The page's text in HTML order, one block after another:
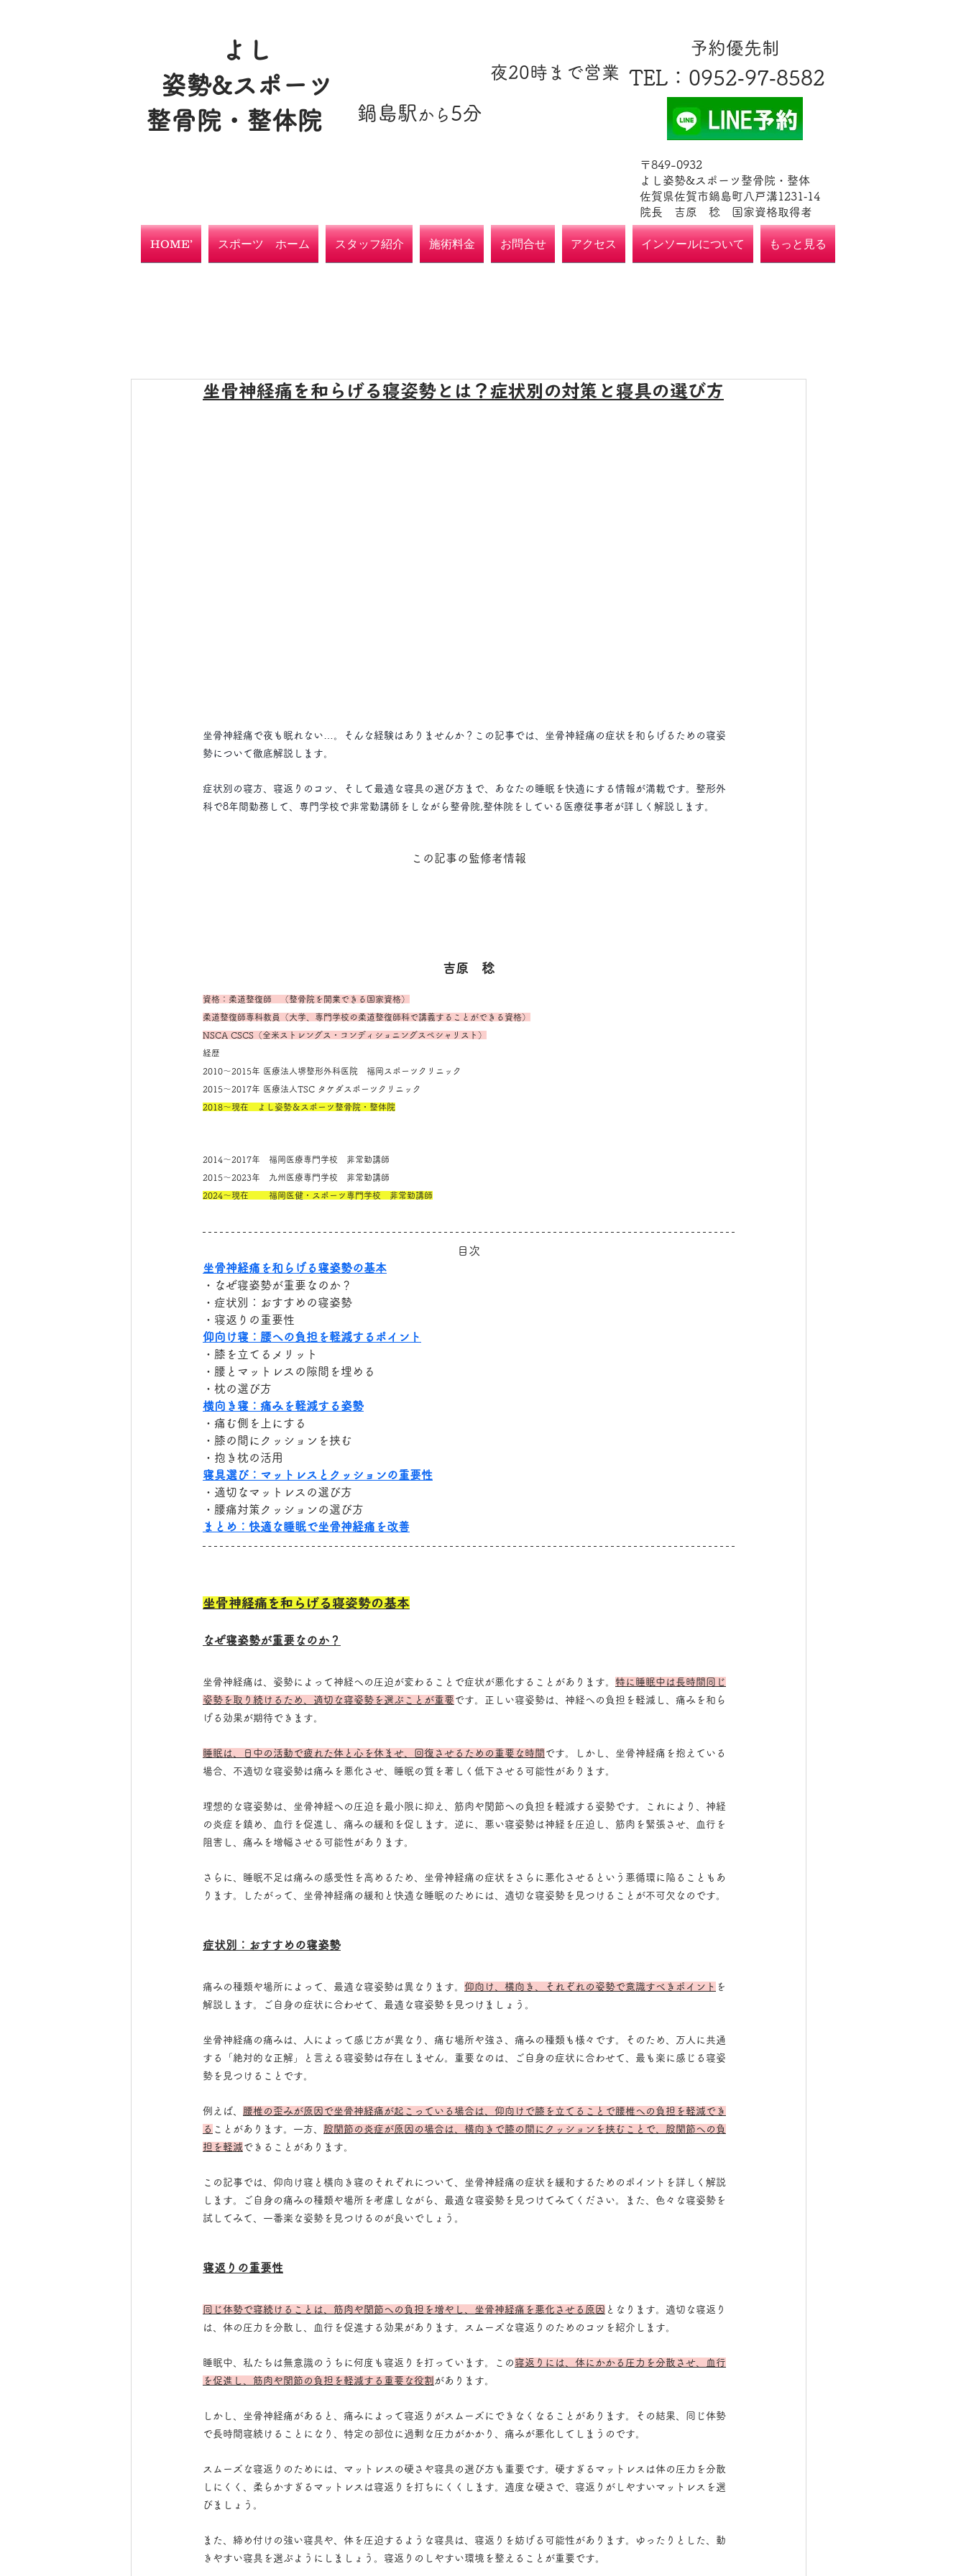
よし
姿勢&スポーツ
整骨院・整体院
​夜20時まで営業
​鍋島駅 から 5分
​予約優先制
TEL ​：0952‐97‐8582
​〒849-0932
よし姿勢&スポーツ整骨院・整体
佐賀県佐賀市鍋島町八戸溝1231‐14
​​院長 吉原 稔​ 国家資格取得者
HOME’ スポーツ ホーム スタッフ紹介 施術料金 お問合せ アクセス インソールについて もっと見る
坐骨神経痛を和らげる寝姿勢とは？症状別の対策と寝具の選び方
坐骨神経痛で夜も眠れない…。そんな経験はありませんか？この記事では、坐骨神経痛の症状を和らげるための寝姿
勢について徹底解説します。
症状別の寝方、寝返りのコツ、そして最適な寝具の選び方まで、あなたの睡眠を快適にする情報が満載です。整形外
科で8年間勤務して、専門学校で非常勤講師をしながら整骨院,整体院をしている医療従事者が詳しく解説します。
この記事の監修者情報
吉原　稔
資格：柔道整復師　（整骨院を開業できる国家資格）
柔道整復師専科教員（大学、専門学校の柔道整復師科で講義することができる資格）
NSCA CSCS（全米ストレングス・コンディショニングスペシャリスト）
経歴
2010～2015年 医療法人堺整形外科医院　福岡スポーツクリニック
2015～2017年 医療法人TSC タケダスポーツクリニック
2018～現在　よし姿勢＆スポーツ整骨院・整体院
2014～2017年　福岡医療専門学校　非常勤講師
2015～2023年　九州医療専門学校　非常勤講師
2024～現在　　 福岡医健・スポーツ専門学校　非常勤講師
目次
坐骨神経痛を和らげる寝姿勢の基本
・なぜ寝姿勢が重要なのか？
・症状別：おすすめの寝姿勢
・寝返りの重要性
仰向け寝：腰への負担を軽減するポイント
・膝を立てるメリット
・腰とマットレスの隙間を埋める
・枕の選び方
横向き寝：痛みを軽減する姿勢
・痛む側を上にする
・膝の間にクッションを挟む
・抱き枕の活用
寝具選び：マットレスとクッションの重要性
・適切なマットレスの選び方
・腰痛対策クッションの選び方
まとめ：快適な睡眠で坐骨神経痛を改善
坐骨神経痛を和らげる寝姿勢の基本
なぜ寝姿勢が重要なのか？
坐骨神経痛は、姿勢によって神経への圧迫が変わることで症状が悪化することがあります。 特に睡眠中は長時間同じ
姿勢を取り続けるため、適切な寝姿勢を選ぶことが重要 です。正しい寝姿勢は、神経への負 担を軽減し、痛みを和ら
げる効果が期待できます。
睡眠は、日中の活動で疲れた体と心を休ませ、回復させるための重要な時間 です。しかし、坐骨神経痛を抱えている
場合、不適切な寝姿勢は痛みを悪化させ、睡眠の質を著しく低下させる可能性があります。
理想的な寝姿勢は、坐骨神経への圧迫を最小限に抑え、筋肉や関節への負担を軽減する姿勢です。これにより、神経
の炎症を鎮め、血行を促進し、痛みの緩和を促します。逆に、悪い寝姿勢は神経を圧迫し、筋肉を緊張させ、血行を
阻害し、痛みを増幅させる可能性があります。
さらに、睡眠不足は痛みの感受性を高めるため、坐骨神経痛の症状をさらに悪化させるという悪循環に陥ることもあ
ります。したがって、坐骨神経痛の緩和と快適な睡眠のためには、適切な寝姿勢を見つけることが不可欠なのです。
症状別：おすすめの寝姿勢
痛みの種類や場所によって、最適な寝姿勢は異なります。 仰向け、横向き、それぞれの姿勢で意識すべきポイント を
解説します。ご自身の症状に合わせて、最適な寝姿勢を見つけましょう。
坐骨神経痛の痛みは、人によって感じ方が異なり、痛む場所や強さ、痛みの種類も様々です。そのため、万人に共通
する「絶対的な正解」と言える寝姿勢は存在しません。重要なのは、ご自身の症状に合わせて、最も楽に感じる寝姿
勢を見つけることです。
例えば、 腰椎の歪みが原因で坐骨神経痛が起こっている場合は、仰向けで膝を立てることで腰椎への負担を軽減でき
る ことがあります。一方、 股関節の炎症が原因の場合は、横向きで膝の間にクッションを挟むことで、股関節への負
担を軽減できることがあります。
この記事では、仰向け寝と横向き寝のそれぞれについて、坐骨神経痛の症状を緩和するためのポイントを詳しく解説
します。ご自身の痛みの種類や場所を考慮しながら、最適な寝姿勢を見つけてみてください。また、色々な寝姿勢を
試してみて、一番楽な姿勢を見つけるのが良いでしょう。
寝返りの重要性
同じ体勢で寝続けることは、筋肉や関節への負担を増やし、坐骨神経痛を悪化させる原因 となります。適切な寝返り
は、体の圧力を分散し、血行を促進する効果があります。スムーズな寝返りのためのコツを紹介します。
睡眠中、私たちは無意識のうちに何度も寝返りを打っています。この 寝返りには、体にかかる圧力を分散させ、血行
を促進し、筋肉や関節の負担を軽減する重要な役割 があります。
しかし、坐骨神経痛があると、痛みによって寝返りがスムーズにできなくなることがあります。その結果、同じ体勢
で長時間寝続けることになり、特定の部位に過剰な圧力がかかり、痛みが悪化してしまうのです。
スムーズな寝返りのためには、マットレスの硬さや寝具の選び方も重要です。硬すぎるマットレスは体の圧力を分散
しにくく、柔らかすぎるマットレスは寝返りを打ちにくくします。適度な硬さで、寝返りがしやすいマットレスを選
びましょう。
また、締め付けの強い寝具や、体を圧迫するような寝具は、寝返りを妨げる可能性があります。ゆったりとした、動
きやすい寝具を選ぶようにしましょう。寝返りのしやすい環境を整えることが重要です。